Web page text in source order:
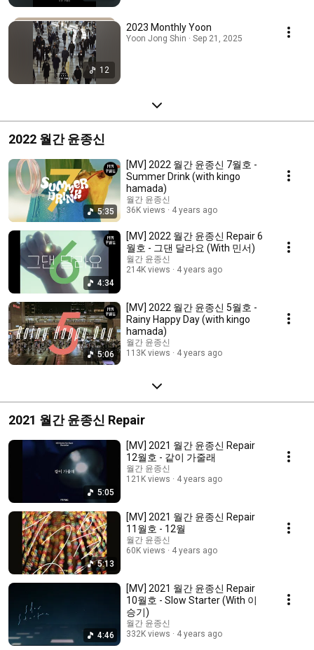
12
2023 Monthly Yoon
Yoon Jong Shin · Sep 21, 2025
2022 월간 윤종신
5:35
[MV] 2022 월간 윤종신 7월호 -
Summer Drink (with kingo
hamada)
월간 윤종신
36K views
4 years ago
4:34
[MV] 2022 월간 윤종신 Repair 6
월호 - 그댄 달라요 (With 민서)
월간 윤종신
214K views
4 years ago
5:06
[MV] 2022 월간 윤종신 5월호 -
Rainy Happy Day (with kingo
hamada)
월간 윤종신
113K views
4 years ago
2021 월간 윤종신 Repair
5:05
[MV] 2021 월간 윤종신 Repair
12월호 - 같이 가줄래
월간 윤종신
121K views
4 years ago
5:13
[MV] 2021 월간 윤종신 Repair
11월호 - 12월
월간 윤종신
60K views
4 years ago
4:46
[MV] 2021 월간 윤종신 Repair
10월호 - Slow Starter (With 이
승기)
월간 윤종신
332K views
4 years ago